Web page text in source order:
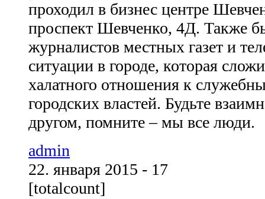
проходил в бизнес центре
проспект Шевченко, 4Д. Также
журналистов местных газет и
ситуации в городе, которая
халатного отношения к
городских властей. Будьте
другом, помните – мы все люди.
admin
22. января 2015 - 17
[totalcount]